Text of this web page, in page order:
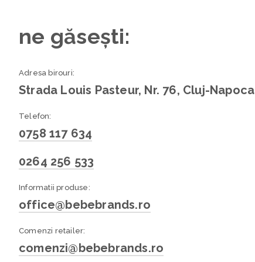
ne găsești:
Adresa birouri:
Strada Louis Pasteur, Nr. 76, Cluj-Napoca
Telefon:
0758 117 634
0264 256 533
Informatii produse:
office@bebebrands.ro
Comenzi retailer:
comenzi@bebebrands.ro